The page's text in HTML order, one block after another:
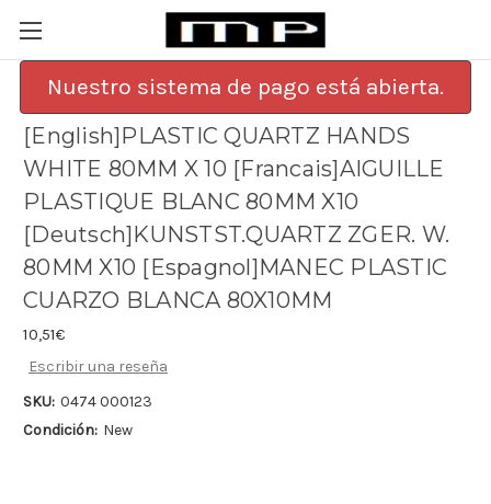
Nuestro sistema de pago está abierta.
[English]PLASTIC QUARTZ HANDS
WHITE 80MM X 10 [Francais]AIGUILLE
PLASTIQUE BLANC 80MM X10
[Deutsch]KUNSTST.QUARTZ ZGER. W.
80MM X10 [Espagnol]MANEC PLASTIC
CUARZO BLANCA 80X10MM
10,51€
Escribir una reseña
SKU: 0474 000123
Condición: New